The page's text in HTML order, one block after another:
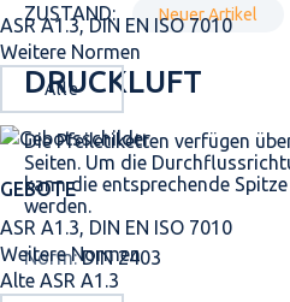
ASR A1.3, DIN EN ISO 7010
Weitere Normen
Alle
GEBOTE
ASR A1.3, DIN EN ISO 7010
Weitere Normen
Alte ASR A1.3
ZUSTAND:
Neuer Artikel
DRUCKLUFT
Die Pfeiletiketten verfügen
Seiten. Um die
kann die entsprechende
werden.
Norm:DIN 2403